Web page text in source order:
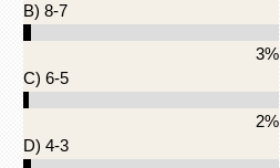
B) 8-7
3%
C) 6-5
2%
D) 4-3